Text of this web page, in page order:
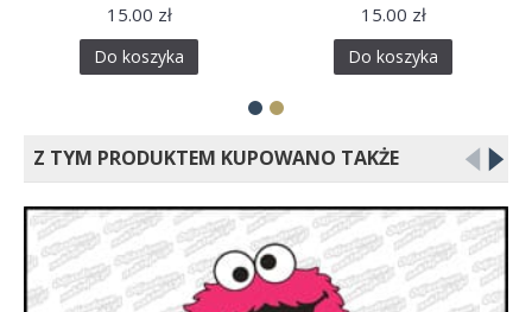
15.00 zł
Do koszyka
15.00 zł
Do koszyka
Z TYM PRODUKTEM KUPOWANO TAKŻE